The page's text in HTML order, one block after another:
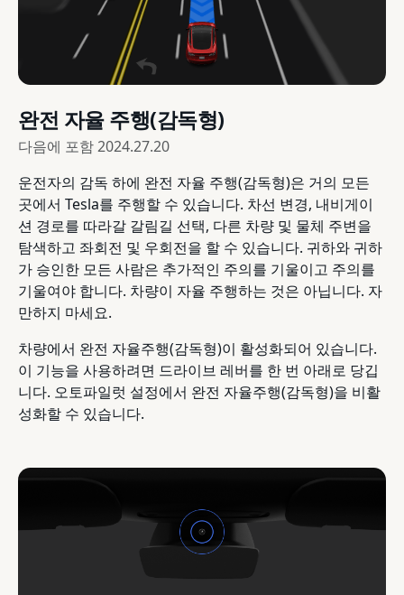
완전 자율 주행(감독형)
다음에 포함2024.27.20
운전자의 감독 하에 완전 자율 주행(감독형)은 거의 모든
곳에서 Tesla를 주행할 수 있습니다. 차선 변경, 내비게이
션 경로를 따라갈 갈림길 선택, 다른 차량 및 물체 주변을
탐색하고 좌회전 및 우회전을 할 수 있습니다. 귀하와 귀하
가 승인한 모든 사람은 추가적인 주의를 기울이고 주의를
기울여야 합니다. 차량이 자율 주행하는 것은 아닙니다. 자
만하지 마세요.
차량에서 완전 자율주행(감독형)이 활성화되어 있습니다.
이 기능을 사용하려면 드라이브 레버를 한 번 아래로 당깁
니다. 오토파일럿 설정에서 완전 자율주행(감독형)을 비활
성화할 수 있습니다.